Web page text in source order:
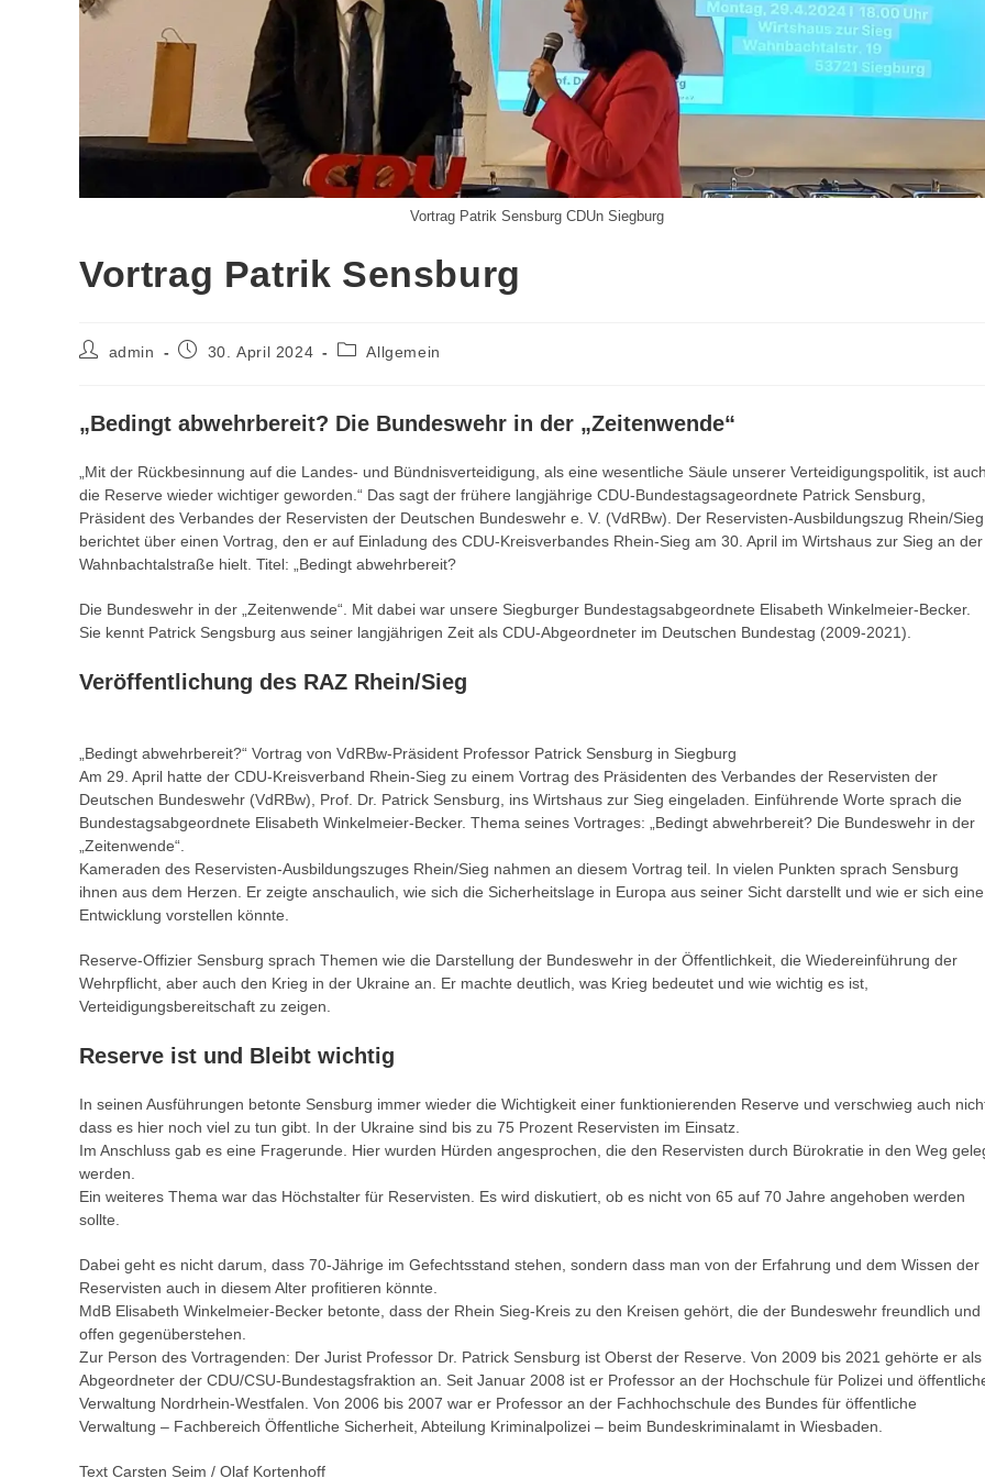
Vortrag Patrik Sensburg CDUn Siegburg
Vortrag Patrik Sensburg
Beitrags-
admin
Beitrag30. April 2024
Beitrags-
Allgemein
„Bedingt abwehrbereit? Die Bundeswehr in der „Zeitenwende“
„Mit der Rückbesinnung auf die Landes- und Bündnisverteidigung, als eine wesentliche Säule unserer Verteidigungspolitik, ist
die Reserve wieder wichtiger geworden.“ Das sagt der frühere langjährige CDU-Bundestagsageordnete Patrick Sensburg,
Präsident des Verbandes der Reservisten der Deutschen Bundeswehr e. V. (VdRBw). Der Reservisten-Ausbildungszug Rhein/Sieg
berichtet über einen Vortrag, den er auf Einladung des CDU-Kreisverbandes Rhein-Sieg am 30. April im Wirtshaus zur Sieg an der
Wahnbachtalstraße hielt. Titel: „Bedingt abwehrbereit?
Die Bundeswehr in der „Zeitenwende“. Mit dabei war unsere Siegburger Bundestagsabgeordnete Elisabeth Winkelmeier-Becker.
Sie kennt Patrick Sengsburg aus seiner langjährigen Zeit als CDU-Abgeordneter im Deutschen Bundestag (2009-2021).
Veröffentlichung des RAZ Rhein/Sieg
„Bedingt abwehrbereit?“ Vortrag von VdRBw-Präsident Professor Patrick Sensburg in Siegburg
Am 29. April hatte der CDU-Kreisverband Rhein-Sieg zu einem Vortrag des Präsidenten des Verbandes der Reservisten der
Deutschen Bundeswehr (VdRBw), Prof. Dr. Patrick Sensburg, ins Wirtshaus zur Sieg eingeladen. Einführende Worte sprach die
Bundestagsabgeordnete Elisabeth Winkelmeier-Becker. Thema seines Vortrages: „Bedingt abwehrbereit? Die Bundeswehr in der
„Zeitenwende“.
Kameraden des Reservisten-Ausbildungszuges Rhein/Sieg nahmen an diesem Vortrag teil. In vielen Punkten sprach Sensburg
ihnen aus dem Herzen. Er zeigte anschaulich, wie sich die Sicherheitslage in Europa aus seiner Sicht darstellt und wie er sich eine
Entwicklung vorstellen könnte.
Reserve-Offizier Sensburg sprach Themen wie die Darstellung der Bundeswehr in der Öffentlichkeit, die Wiedereinführung der
Wehrpflicht, aber auch den Krieg in der Ukraine an. Er machte deutlich, was Krieg bedeutet und wie wichtig es ist,
Verteidigungsbereitschaft zu zeigen.
Reserve ist und Bleibt wichtig
In seinen Ausführungen betonte Sensburg immer wieder die Wichtigkeit einer funktionierenden Reserve und verschwieg auch
dass es hier noch viel zu tun gibt. In der Ukraine sind bis zu 75 Prozent Reservisten im Einsatz.
Im Anschluss gab es eine Fragerunde. Hier wurden Hürden angesprochen, die den Reservisten durch Bürokratie in den Weg
werden.
Ein weiteres Thema war das Höchstalter für Reservisten. Es wird diskutiert, ob es nicht von 65 auf 70 Jahre angehoben werden
sollte.
Dabei geht es nicht darum, dass 70-Jährige im Gefechtsstand stehen, sondern dass man von der Erfahrung und dem Wissen der
Reservisten auch in diesem Alter profitieren könnte.
MdB Elisabeth Winkelmeier-Becker betonte, dass der Rhein Sieg-Kreis zu den Kreisen gehört, die der Bundeswehr freundlich und
offen gegenüberstehen.
Zur Person des Vortragenden: Der Jurist Professor Dr. Patrick Sensburg ist Oberst der Reserve. Von 2009 bis 2021 gehörte er als
Abgeordneter der CDU/CSU-Bundestagsfraktion an. Seit Januar 2008 ist er Professor an der Hochschule für Polizei und
Verwaltung Nordrhein-Westfalen. Von 2006 bis 2007 war er Professor an der Fachhochschule des Bundes für öffentliche
Verwaltung – Fachbereich Öffentliche Sicherheit, Abteilung Kriminalpolizei – beim Bundeskriminalamt in Wiesbaden.
Text Carsten Seim / Olaf Kortenhoff